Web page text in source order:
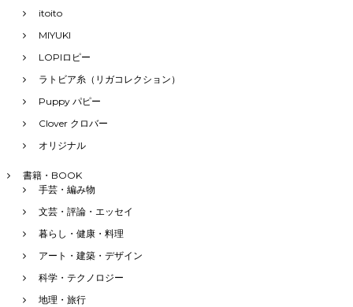
itoito
MIYUKI
LOPIロピー
ラトビア糸（リガコレクション）
Puppy パピー
Clover クロバー
オリジナル
書籍・BOOK
手芸・編み物
文芸・評論・エッセイ
暮らし・健康・料理
アート・建築・デザイン
科学・テクノロジー
地理・旅行